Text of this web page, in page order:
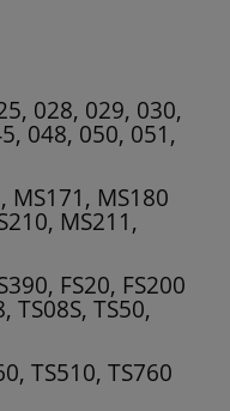
028, 029, 030,
048, 050, 051,
MS171, MS180
MS211,
FS20, FS200
TS08S, TS50,
TS510, TS760